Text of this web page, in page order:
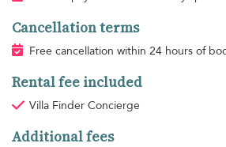
Cancellation terms
Free cancellation within 24 hours of
Rental fee included
Villa Finder Concierge
Additional fees